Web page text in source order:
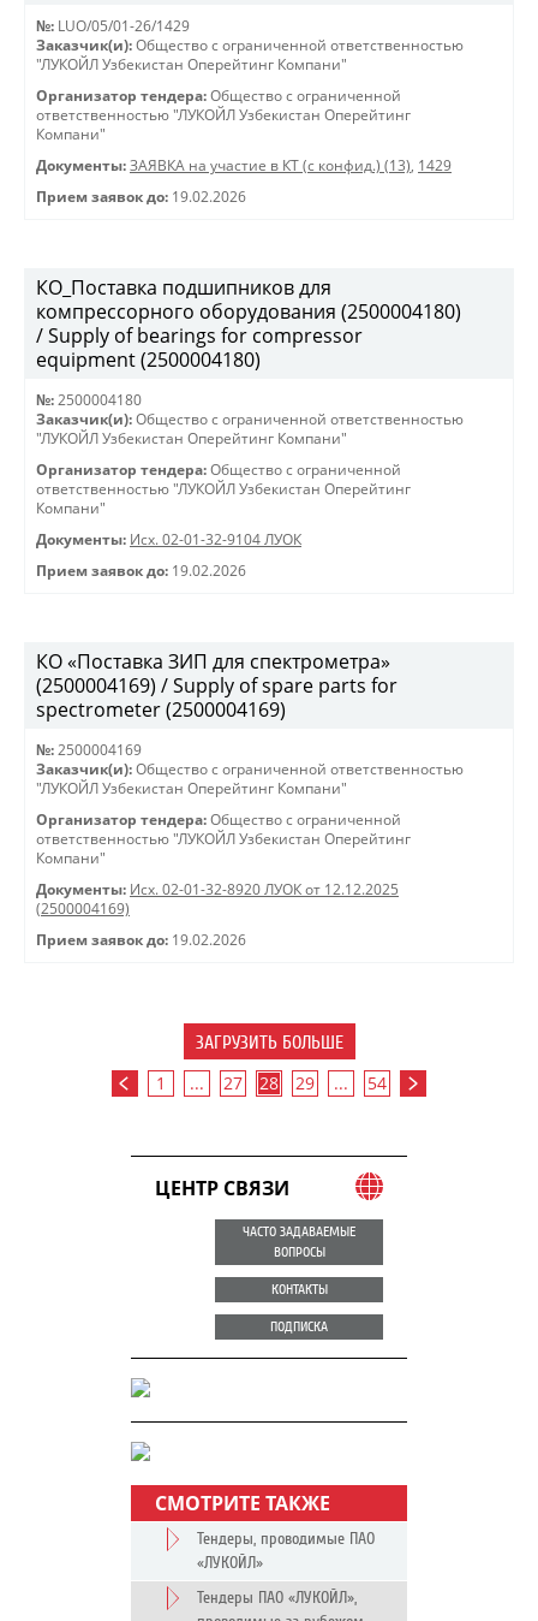
№: LUO/05/01-26/1429
Заказчик(и): Общество с ограниченной ответственностью
"ЛУКОЙЛ Узбекистан Оперейтинг Компани"
Организатор тендера: Общество с ограниченной
ответственностью "ЛУКОЙЛ Узбекистан Оперейтинг
Компани"
Документы: ЗАЯВКА на участие в КТ (с конфид.) (13), 1429
Прием заявок до: 19.02.2026
КО_Поставка подшипников для
компрессорного оборудования (2500004180)
/ Supply of bearings for compressor
equipment (2500004180)
№: 2500004180
Заказчик(и): Общество с ограниченной ответственностью
"ЛУКОЙЛ Узбекистан Оперейтинг Компани"
Организатор тендера: Общество с ограниченной
ответственностью "ЛУКОЙЛ Узбекистан Оперейтинг
Компани"
Документы: Исх. 02-01-32-9104 ЛУОК
Прием заявок до: 19.02.2026
КО «Поставка ЗИП для спектрометра»
(2500004169) / Supply of spare parts for
spectrometer (2500004169)
№: 2500004169
Заказчик(и): Общество с ограниченной ответственностью
"ЛУКОЙЛ Узбекистан Оперейтинг Компани"
Организатор тендера: Общество с ограниченной
ответственностью "ЛУКОЙЛ Узбекистан Оперейтинг
Компани"
Документы: Исх. 02-01-32-8920 ЛУОК от 12.12.2025
(2500004169)
Прием заявок до: 19.02.2026
ЗАГРУЗИТЬ БОЛЬШЕ
1 ... 27 28 29 ... 54
ЦЕНТР СВЯЗИ
ЧАСТО ЗАДАВАЕМЫЕ
ВОПРОСЫ
КОНТАКТЫ
ПОДПИСКА
СМОТРИТЕ ТАКЖЕ
Тендеры, проводимые ПАО
«ЛУКОЙЛ»
Тендеры ПАО «ЛУКОЙЛ»,